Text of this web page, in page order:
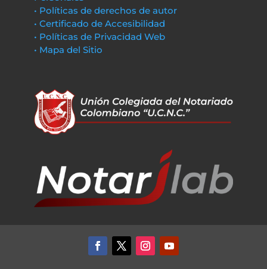
• Políticas de derechos de autor
• Certificado de Accesibilidad
• Políticas de Privacidad Web
• Mapa del Sitio